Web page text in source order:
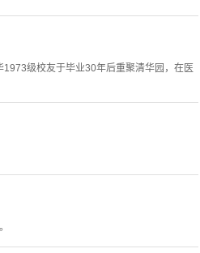
级校友于毕业30年后重聚清华园，在医